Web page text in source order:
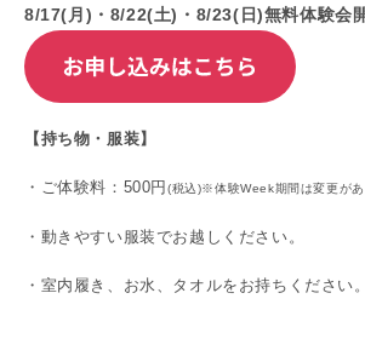
8/17(月)・8/22(土)・8/23(日)無料体験会
【持ち物・服装】
・ご体験料：500円(税込)※体験Week期間は変更があ
・動きやすい服装でお越しください。
・室内履き、お水、タオルをお持ちください。